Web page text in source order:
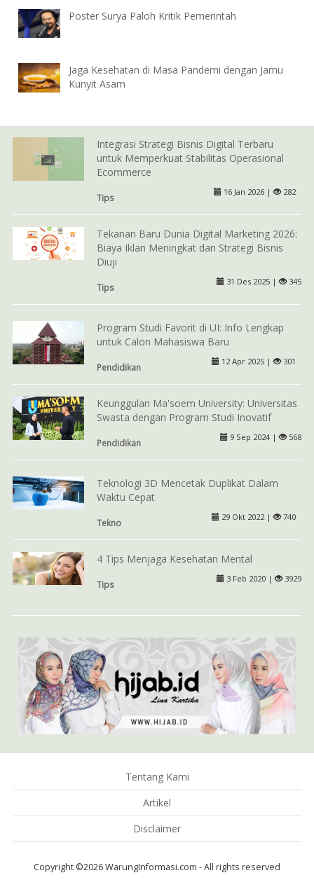
Poster Surya Paloh Kritik Pemerintah
Jaga Kesehatan di Masa Pandemi dengan Jamu
Kunyit Asam
Integrasi Strategi Bisnis Digital Terbaru
untuk Memperkuat Stabilitas Operasional
Ecommerce
Tips
16 Jan 2026 | 282
Tekanan Baru Dunia Digital Marketing 2026:
Biaya Iklan Meningkat dan Strategi Bisnis
Diuji
Tips
31 Des 2025 | 345
Program Studi Favorit di UI: Info Lengkap
untuk Calon Mahasiswa Baru
Pendidikan
12 Apr 2025 | 301
Keunggulan Ma'soem University: Universitas
Swasta dengan Program Studi Inovatif
Pendidikan
9 Sep 2024 | 568
Teknologi 3D Mencetak Duplikat Dalam
Waktu Cepat
Tekno
29 Okt 2022 | 740
4 Tips Menjaga Kesehatan Mental
Tips
3 Feb 2020 | 3929
Tentang Kami
Artikel
Disclaimer
Copyright ©2026 WarungInformasi.com - All rights reserved